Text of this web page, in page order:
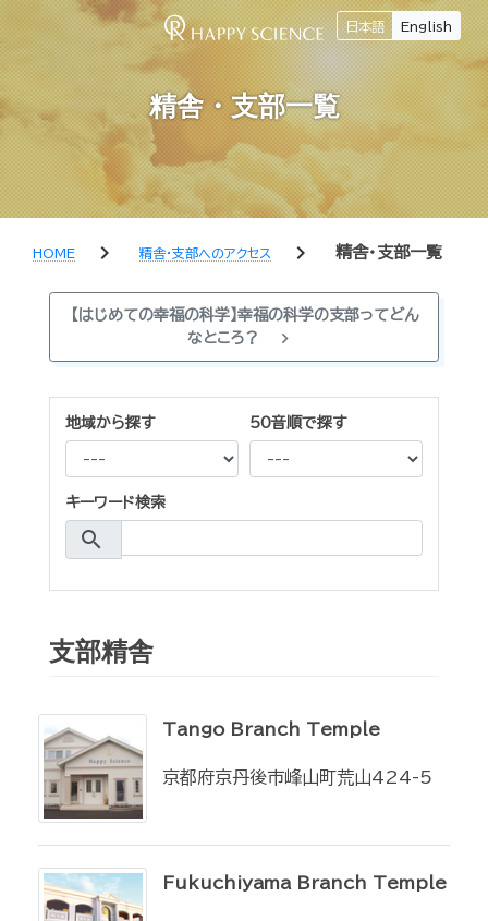
日本語 English
精舎・支部一覧
HOME chevron_right 精舎・支部へのアクセス chevron_right 精舎・支部一覧
【はじめての幸福の科学】幸福の科学の支部ってどん
なところ？
chevron_right
地域から探す 50音順で探す
キーワード検索
search
支部精舎
Tango Branch Temple
京都府京丹後市峰山町荒山424-5
Fukuchiyama Branch Temple